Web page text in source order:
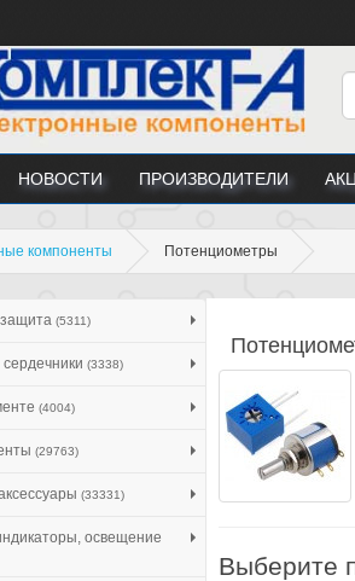
НОВОСТИ ПРОИЗВОДИТЕЛИ
компоненты Потенциометры
(5311)
(3338)
(4004)
(29763)
(33331)
освещение
Выберите